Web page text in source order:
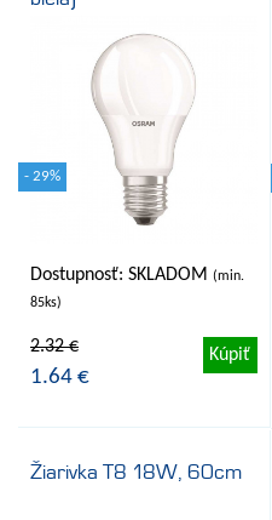
- 29%
Dostupnosť: SKLADOM (min.
85ks)
2.32 €
1.64 €
Kúpiť
Žiarivka T8 18W, 60cm